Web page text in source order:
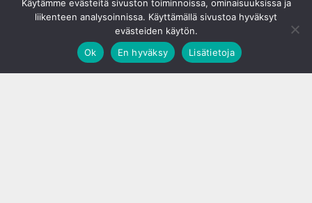
Käytämme evästeitä sivuston toiminnoissa, ominaisuuksissa ja
liikenteen analysoinnissa. Käyttämällä sivustoa hyväksyt
evästeiden käytön.
Ok
En hyväksy Lisätietoja